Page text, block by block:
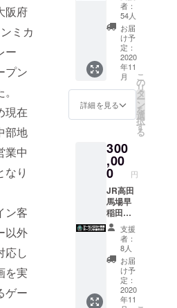
阪府
ミカ
ー
プン
現在
部地
業中
なり
ン客
以外
応し
を実
ゲー
自分
の名前
をゲー
センミ
カドコ
ラボ店
舗に刻
める
（今
後のコ
ラボ店
舗全て
に名入
れされ
ま
す。）
＋池
田店長
からの
お礼動
ゲーム
タイト
ルもあ
りま
す。
（要相
談） ※
動画は
ファイ
ル便ま
たは郵
送って
頂きま
す。 ※
投稿
フォー
ムは別
途送信
致しま
す。 ※
動画は
60分以
内でお
願いし
ます。
ゲーム
セン
ター
「ゲー
ムin白
鳥プラ
ザ」を
「ゲー
センミ
カド別
館in白
ザ」と
してリ
ニュー
アル
オープ
ンを計
画。同
店既存
ライン
ナップ
を一
新、
「アー
ケード
ゲーム
者：
54人
お届
け予
定：
2020
年11
月
詳細を見る
こ
の
リ
タ
ー
ン
を
選
択
す
る
300
,00
0 円
JR高田
馬場早
稲田口
駅前に
ある
ゲーム
セン
ター
「ゲー
ムin白
鳥プラ
支援
者：
8人
お届
け予
定：
2020
年11